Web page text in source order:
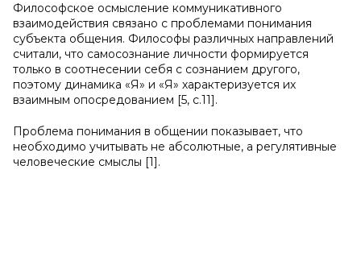
Философское осмысление коммуникативного
взаимодействия связано с проблемами понимания
субъекта общения. Философы различных направлений
считали, что самосознание личности формируется
только в соотнесении себя с сознанием другого,
поэтому динамика «Я» и «Я» характеризуется их
взаимным опосредованием [5, с.11].
Проблема понимания в общении показывает, что
необходимо учитывать не абсолютные, а регулятивные
человеческие смыслы [1].